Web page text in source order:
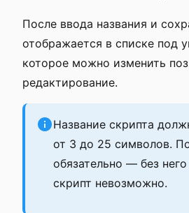
После ввода названия и
отображается в списке под
которое можно изменить
редактирование.
Название скрипта
от 3 до 25 символов.
обязательно — без
скрипт невозможно.